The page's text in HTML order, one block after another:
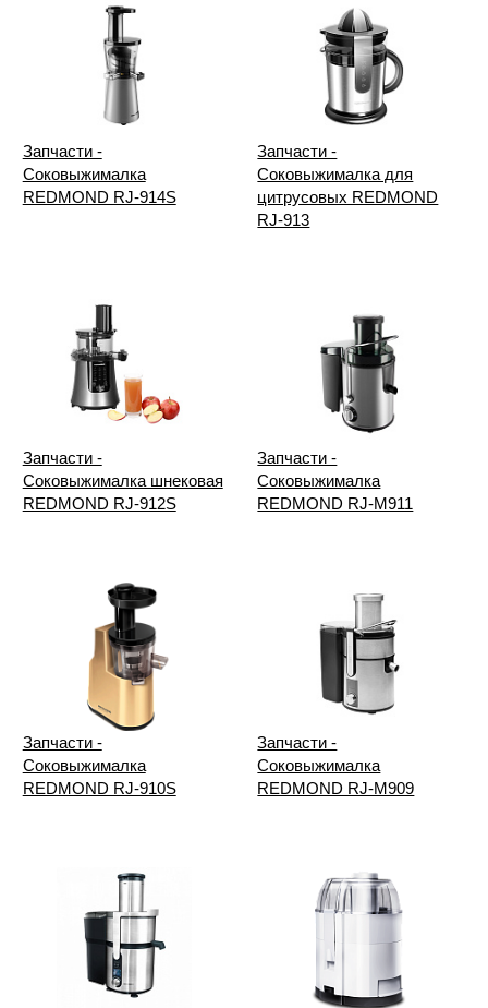
Запчасти -
Соковыжималка
REDMOND RJ-914S
Запчасти -
Соковыжималка для
цитрусовых REDMOND
RJ-913
Запчасти -
Соковыжималка шнековая
REDMOND RJ-912S
Запчасти -
Соковыжималка
REDMOND RJ-M911
Запчасти -
Соковыжималка
REDMOND RJ-910S
Запчасти -
Соковыжималка
REDMOND RJ-M909